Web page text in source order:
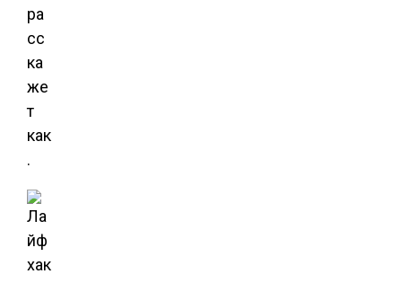
ра
сс
ка
же
т
как
.